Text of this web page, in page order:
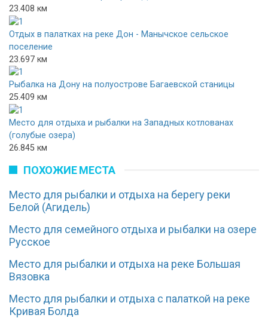
23.408 км
Отдых в палатках на реке Дон - Манычское сельское
поселение
23.697 км
Рыбалка на Дону на полуострове Багаевской станицы
25.409 км
Место для отдыха и рыбалки на Западных котлованах
(голубые озера)
26.845 км
ПОХОЖИЕ МЕСТА
Место для рыбалки и отдыха на берегу реки
Белой (Агидель)
Место для семейного отдыха и рыбалки на озере
Русское
Место для рыбалки и отдыха на реке Большая
Вязовка
Место для рыбалки и отдыха с палаткой на реке
Кривая Болда